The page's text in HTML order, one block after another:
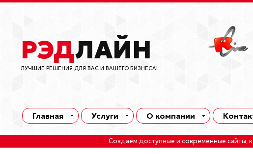
РЭДЛАЙН
ЛУЧШИЕ РЕШЕНИЯ ДЛЯ ВАС И ВАШЕГО БИЗНЕСА!
Главная Услуги О компании
Создаем доступные и современные сайты,